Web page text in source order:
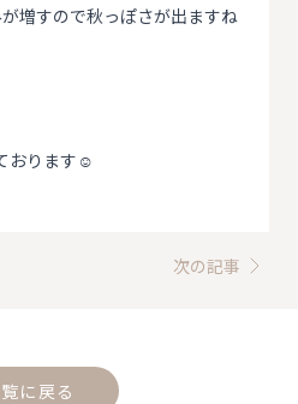
増すので秋っぽさが出ますね
おります☺
次の記事
に戻る